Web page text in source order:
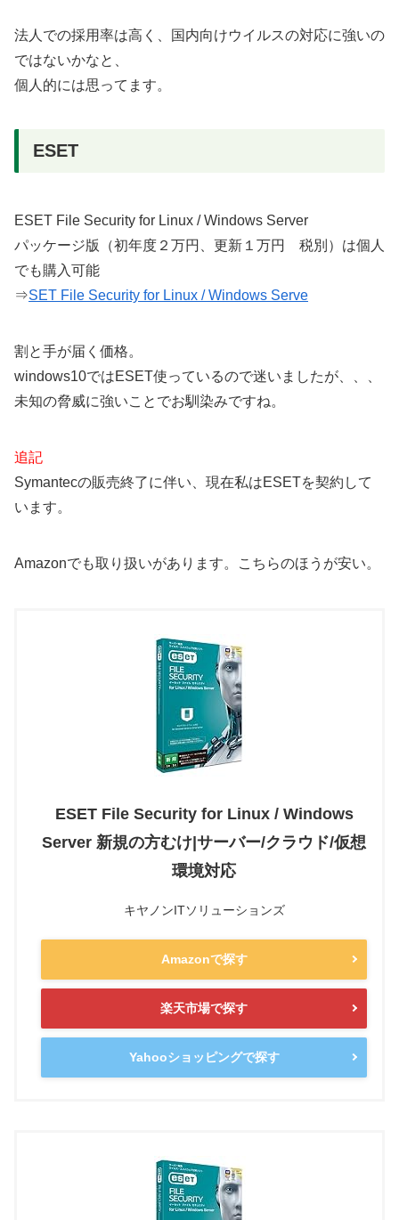
法人での採用率は高く、国内向けウイルスの対応に強いの
ではないかなと、
個人的には思ってます。
ESET
ESET File Security for Linux / Windows Server
パッケージ版（初年度２万円、更新１万円 税別）は個人
でも購入可能
⇒SET File Security for Linux / Windows Serve
割と手が届く価格。
windows10ではESET使っているので迷いましたが、、、
未知の脅威に強いことでお馴染みですね。
追記
Symantecの販売終了に伴い、現在私はESETを契約して
います。
Amazonでも取り扱いがあります。こちらのほうが安い。
ESET File Security for Linux / Windows
Server 新規の方むけ|サーバー/クラウド/仮想
環境対応
キヤノンITソリューションズ
Amazonで探す
楽天市場で探す
Yahooショッピングで探す